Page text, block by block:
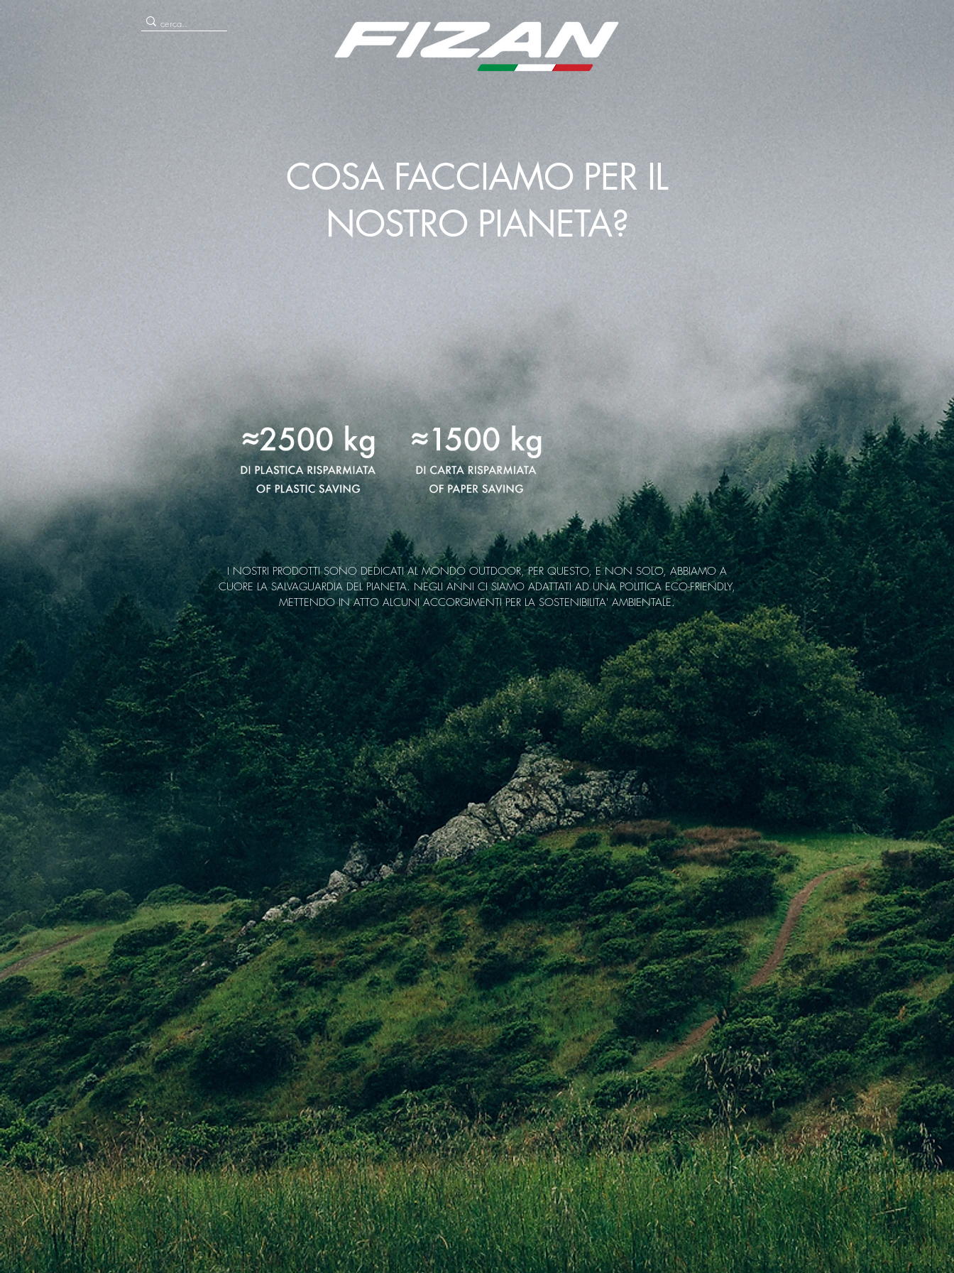
PRODOTTI
COSA FACCIAMO PER IL
NOSTRO PIANETA?
"La più grande minaccia per il nostro pianeta é
la convinzione che qualcun altro lo salverà"
Roobert Swan
I NOSTRI PRODOTTI SONO DEDICATI AL MONDO OUTDOOR, PER QUESTO, E NON SOLO, ABBIAMO A
CUORE LA SALVAGUARDIA DEL PIANETA. NEGLI ANNI CI SIAMO ADATTATI AD UNA POLITICA ECO-FRIENDLY,
METTENDO IN ATTO ALCUNI ACCORGIMENTI PER LA SOSTENIBILITA' AMBIENTALE.
ENERGIA RINNOVABILE
Nel 2011 abbiamo investito nell’impianto fotovoltaico per la produzione di energia elettrica con circa 50 kw di
potenza. In questo modo riusciamo ad essere autosufficienti per circa il 60% del nostro fabbisogno annuale, evitando le
emissioni di CO2, dannose per l’ambiente (circa 25.000 kg all'anno di CO2).
MATERIE PRIME CERTIFICATE
Le materie prime che utilizziamo sono fornite da partner certificati in modo che siano prodotte nel pieno rispetto
dell’ambiente e delle restrittive normative comunitarie. Dalla plastica agli inchiostri, evitando tutti quei componenti
dannosi per l’uomo e l’ambiente.
GESTIONE DEI RIFIUTI
Abbiano una politica interna molto attenta per la gestione dei rifiuti. Da quelli di consumo normale a quelli derivanti
direttamente dalla produzione. Riciclare dove è possibile è la parola chiave nella politica aziendale.
PACKAGING SOSTENIBILI
Abbiamo sostituito negli ultimi anni l’imballo dei nostri prodotti, passando dalla plastica alle scatole ed alle confezioni
di cartone facilmente riciclabili che sono realizzate con cartone proveniente da foreste ecosostenibili, marchiato FSC.
CATALOGHI
Abbiamo eliminato la produzione di quintali di carta all’anno decidendo di non stampare più i cataloghi cartacei
stagionali (circa 10.000 all’anno), stampando un QR code in ogni confezione di prodotto, in modo che il consumatore
possa consultarlo agevolmente on line nel nostro sito web.
RISPARMIO DELL'ACQUA POTABILE
Per irrigare le piante ed il verde in azienda utilizziamo l’acqua piovana che raccogliamo in una vasca interrata. Inoltre
utilizziamo un macchinario filtrante per l’acqua potabile da bere in azienda, evitando così l’utilizzo di bottiglie di
plastica o vetro.